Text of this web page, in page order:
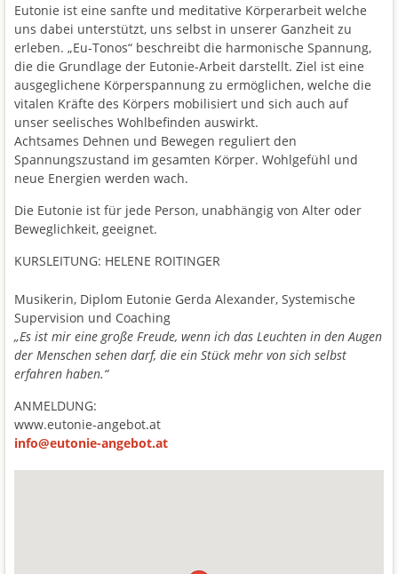
Eutonie ist eine sanfte und meditative Körperarbeit welche
uns dabei unterstützt, uns selbst in unserer Ganzheit zu
erleben. „Eu-Tonos“ beschreibt die harmonische Spannung,
die die Grundlage der Eutonie-Arbeit darstellt. Ziel ist eine
ausgeglichene Körperspannung zu ermöglichen, welche die
vitalen Kräfte des Körpers mobilisiert und sich auch auf
unser seelisches Wohlbefinden auswirkt.
Achtsames Dehnen und Bewegen reguliert den
Spannungszustand im gesamten Körper. Wohlgefühl und
neue Energien werden wach.
Die Eutonie ist für jede Person, unabhängig von Alter oder
Beweglichkeit, geeignet.
KURSLEITUNG: HELENE ROITINGER
Musikerin, Diplom Eutonie Gerda Alexander, Systemische
Supervision und Coaching
„Es ist mir eine große Freude, wenn ich das Leuchten in den Augen
der Menschen sehen darf, die ein Stück mehr von sich selbst
erfahren haben.“
ANMELDUNG:
www.eutonie-angebot.at
info@eutonie-angebot.at